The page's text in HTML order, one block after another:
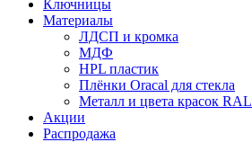
Ключницы
Материалы
ЛДСП и кромка
МДФ
HPL пластик
Плёнки Oracal для стекла
Металл и цвета красок RAL
Акции
Распродажа